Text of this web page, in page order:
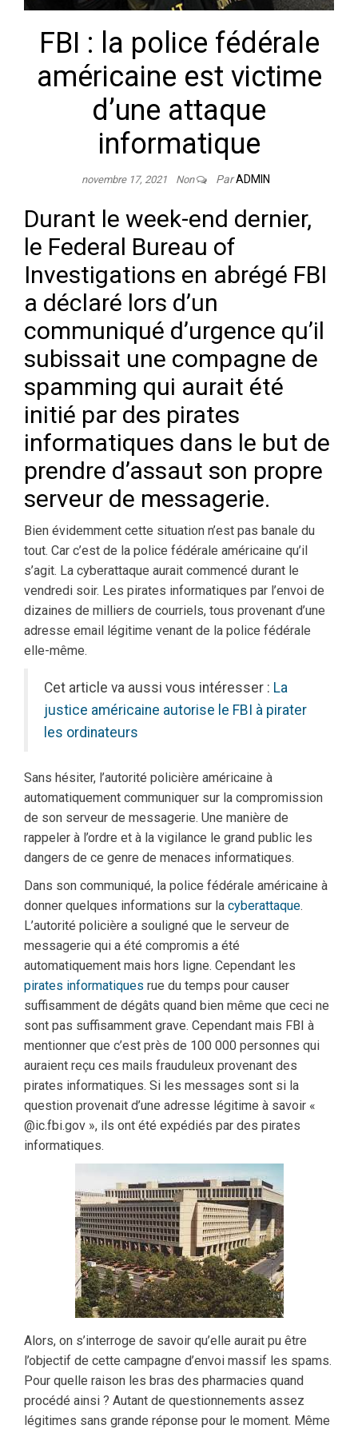
FBI : la police fédérale
américaine est victime
d’une attaque
informatique
novembre 17, 2021 Non ParADMIN
Durant le week-end dernier,
le Federal Bureau of
Investigations en abrégé FBI
a déclaré lors d’un
communiqué d’urgence qu’il
subissait une compagne de
spamming qui aurait été
initié par des pirates
informatiques dans le but de
prendre d’assaut son propre
serveur de messagerie.
Bien évidemment cette situation n’est pas banale du
tout. Car c’est de la police fédérale américaine qu’il
s’agit. La cyberattaque aurait commencé durant le
vendredi soir. Les pirates informatiques par l’envoi de
dizaines de milliers de courriels, tous provenant d’une
adresse email légitime venant de la police fédérale
elle-même.
Cet article va aussi vous intéresser : La
justice américaine autorise le FBI à pirater
les ordinateurs
Sans hésiter, l’autorité policière américaine à
automatiquement communiquer sur la compromission
de son serveur de messagerie. Une manière de
rappeler à l’ordre et à la vigilance le grand public les
dangers de ce genre de menaces informatiques.
Dans son communiqué, la police fédérale américaine à
donner quelques informations sur la cyberattaque.
L’autorité policière a souligné que le serveur de
messagerie qui a été compromis a été
automatiquement mais hors ligne. Cependant les
pirates informatiques rue du temps pour causer
suffisamment de dégâts quand bien même que ceci ne
sont pas suffisamment grave. Cependant mais FBI à
mentionner que c’est près de 100 000 personnes qui
auraient reçu ces mails frauduleux provenant des
pirates informatiques. Si les messages sont si la
question provenait d’une adresse légitime à savoir «
@ic.fbi.gov », ils ont été expédiés par des pirates
informatiques.
Alors, on s’interroge de savoir qu’elle aurait pu être
l’objectif de cette campagne d’envoi massif les spams.
Pour quelle raison les bras des pharmacies quand
procédé ainsi ? Autant de questionnements assez
légitimes sans grande réponse pour le moment. Même